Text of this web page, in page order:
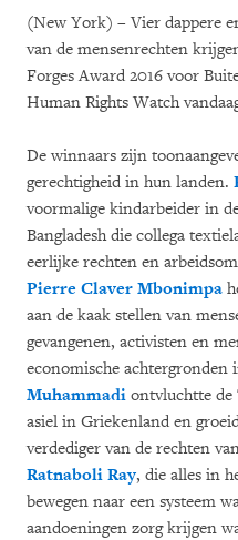
(New York) – Vier dappere
van de mensenrechten
Forges Award 2016 voor
Human Rights Watch
De winnaars zijn
gerechtigheid in hun landen.
voormalige kindarbeider in
Bangladesh die collega
eerlijke rechten en
Pierre Claver Mbonimpa
aan de kaak stellen van
gevangenen, activisten en
economische
Muhammadi ontvluchtte de
asiel in Griekenland en
verdediger van de rechten
Ratnaboli Ray, die alles in
bewegen naar een systeem
aandoeningen zorg krijgen